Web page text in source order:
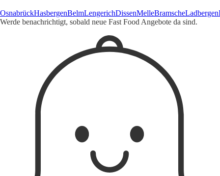
OsnabrückHasbergenBelmLengerichDissenMelleBramscheLadbergen
Werde benachrichtigt, sobald neue Fast Food Angebote da sind.